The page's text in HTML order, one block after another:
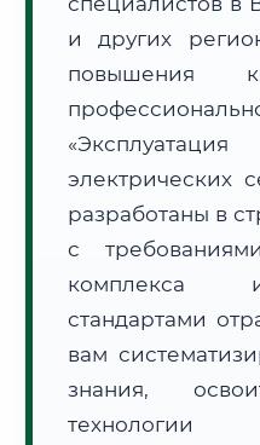
Расчет логистики оригиналов:
• Маршрут транзита:~3 092 км
• Экспресс-доставка СДЭК / Почтой:
📜 Документы и аккредитация
и других
повышения
электрических
разработаны в
с
комплекса
стандартами
вам
знания,
технологии